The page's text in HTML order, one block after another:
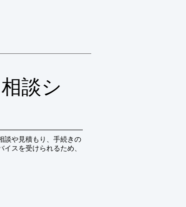
談シ
談や見積もり、手続きの
スを受けられるため、